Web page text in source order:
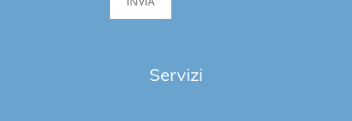
Servizi